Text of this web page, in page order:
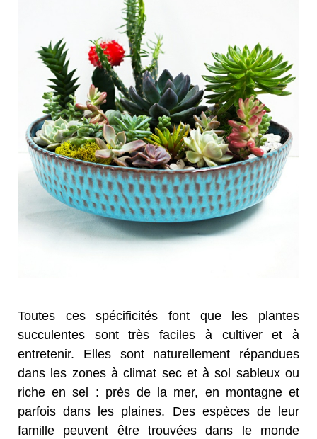
Toutes ces spécificités font que les plantes
succulentes sont très faciles à cultiver et à
entretenir. Elles sont naturellement répandues
dans les zones à climat sec et à sol sableux ou
riche en sel : près de la mer, en montagne et
parfois dans les plaines. Des espèces de leur
famille peuvent être trouvées dans le monde